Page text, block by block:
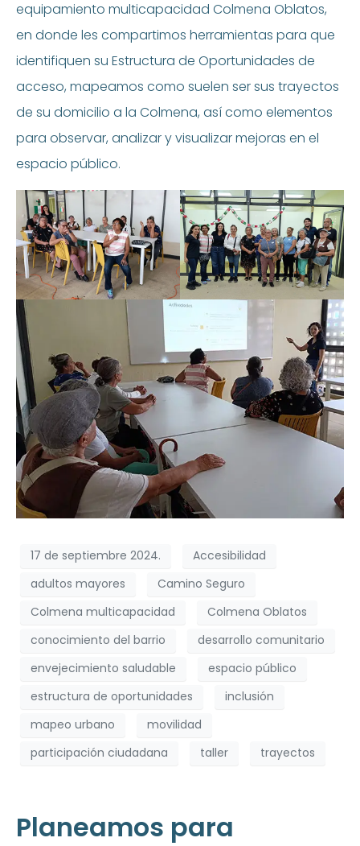
equipamiento multicapacidad Colmena Oblatos,
en donde les compartimos herramientas para que
identifiquen su Estructura de Oportunidades de
acceso, mapeamos como suelen ser sus trayectos
de su domicilio a la Colmena, así como elementos
para observar, analizar y visualizar mejoras en el
espacio público.
17 de septiembre 2024.
Accesibilidad
adultos mayores
Camino Seguro
Colmena multicapacidad
Colmena Oblatos
conocimiento del barrio
desarrollo comunitario
envejecimiento saludable
espacio público
estructura de oportunidades
inclusión
mapeo urbano
movilidad
participación ciudadana
taller trayectos
Planeamos para